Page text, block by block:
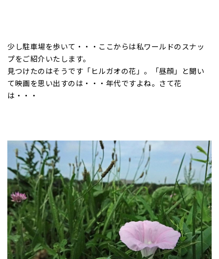
少し駐車場を歩いて・・・ここからは私ワールドのスナッ
プをご紹介いたします。
見つけたのはそうです「ヒルガオの花」。「昼顔」と聞い
て映画を思い出すのは・・・年代ですよね。さて花
は・・・